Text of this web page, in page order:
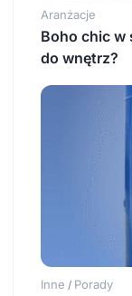
Aranżacje
Boho chic w
do wnętrz?
Inne / Porady